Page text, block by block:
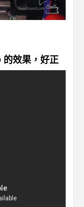
效果，好正